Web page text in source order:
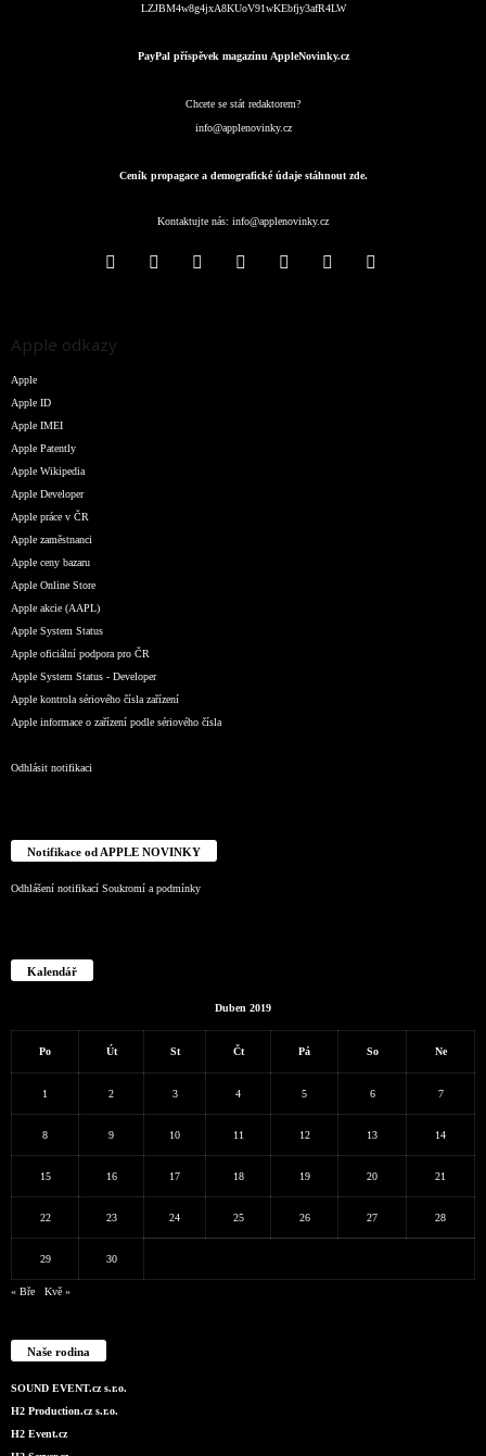
LZJBM4w8g4jxA8KUoV91wKEbfjy3afR4LW
PayPal příspěvek magazínu AppleNovinky.cz
Chcete se stát redaktorem?
info@applenovinky.cz
Ceník propagace a demografické údaje stáhnout zde.
Kontaktujte nás: info@applenovinky.cz
Apple odkazy
Apple
Apple ID
Apple IMEI
Apple Patently
Apple Wikipedia
Apple Developer
Apple práce v ČR
Apple zaměstnanci
Apple ceny bazaru
Apple Online Store
Apple akcie (AAPL)
Apple System Status
Apple oficiální podpora pro ČR
Apple System Status - Developer
Apple kontrola sériového čísla zařízení
Apple informace o zařízení podle sériového čísla
Odhlásit notifikaci
Notifikace od APPLE NOVINKY
Odhlášení notifikací Soukromí a podmínky
Kalendář
Duben 2019
Po Út St Čt Pá So Ne
1 2 3 4 5 6 7
8 9 10 11 12 13 14
15 16 17 18 19 20 21
22 23 24 25 26 27 28
29 30
« Bře Kvě »
Naše rodina
SOUND EVENT.cz s.r.o.
H2 Production.cz s.r.o.
H2 Event.cz